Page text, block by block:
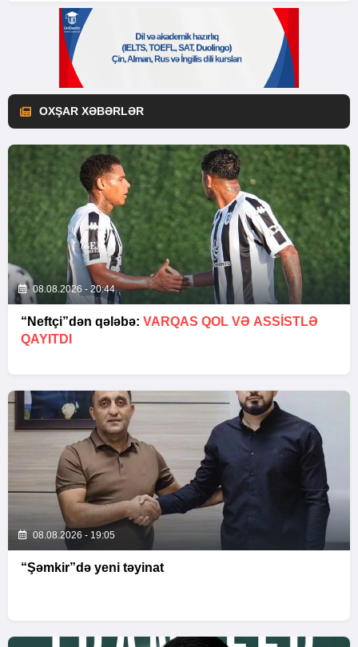
OXŞAR XƏBƏRLƏR
08.08.2026 - 20:44
“Neftçi”dən qələbə: VARQAS QOL VƏ ASSİSTLƏ
QAYITDI
08.08.2026 - 19:05
“Şəmkir”də yeni təyinat